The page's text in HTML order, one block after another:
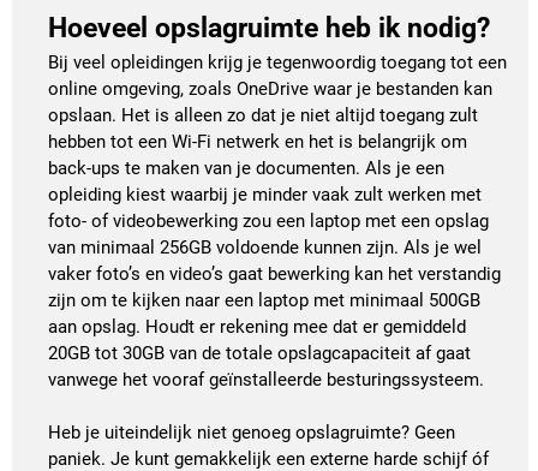
Hoeveel opslagruimte heb ik nodig?
Bij veel opleidingen krijg je tegenwoordig toegang tot een
online omgeving, zoals OneDrive waar je bestanden kan
opslaan. Het is alleen zo dat je niet altijd toegang zult
hebben tot een Wi-Fi netwerk en het is belangrijk om
back-ups te maken van je documenten. Als je een
opleiding kiest waarbij je minder vaak zult werken met
foto- of videobewerking zou een laptop met een opslag
van minimaal 256GB voldoende kunnen zijn. Als je wel
vaker foto’s en video’s gaat bewerking kan het verstandig
zijn om te kijken naar een laptop met minimaal 500GB
aan opslag. Houdt er rekening mee dat er gemiddeld
20GB tot 30GB van de totale opslagcapaciteit af gaat
vanwege het vooraf geïnstalleerde besturingssysteem.
Heb je uiteindelijk niet genoeg opslagruimte? Geen
paniek. Je kunt gemakkelijk een externe harde schijf óf